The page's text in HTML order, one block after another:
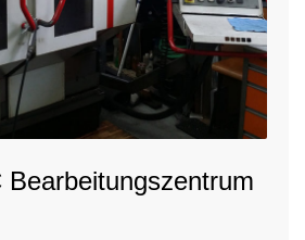
Bearbeitungszentrum